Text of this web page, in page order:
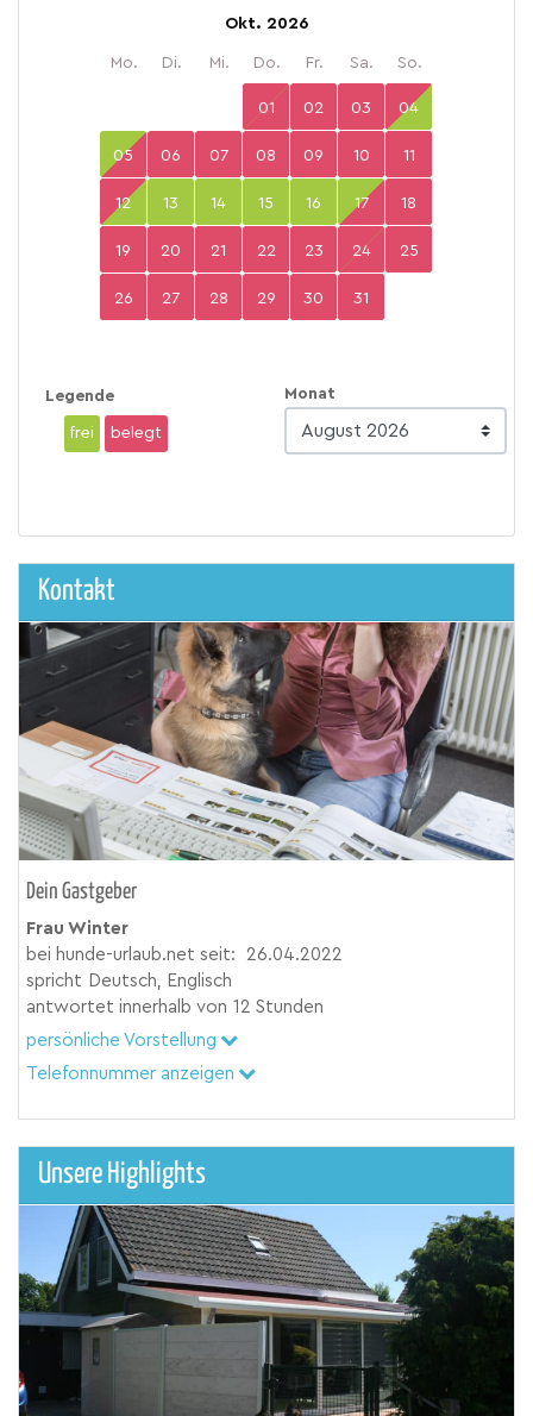
Okt. 2026
Mo. Di. Mi. Do. Fr. Sa. So.
01 02 03 04
05 06 07 08 09 10 11
12 13 14 15 16 17 18
19 20 21 22 23 24 25
26 27 28 29 30 31
Legende
frei belegt
Monat
Kontakt
Dein Gastgeber
Frau Winter
bei hunde-urlaub.net seit:
26.04.2022
spricht
Deutsch, Englisch
antwortet innerhalb von 12 Stunden
persönliche Vorstellung
Telefonnummer anzeigen
Unsere Highlights